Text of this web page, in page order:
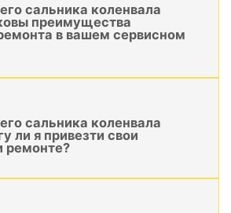
сальника коленвала
преимущества
в вашем сервисном
сальника коленвала
ли я привезти свои
ремонте?